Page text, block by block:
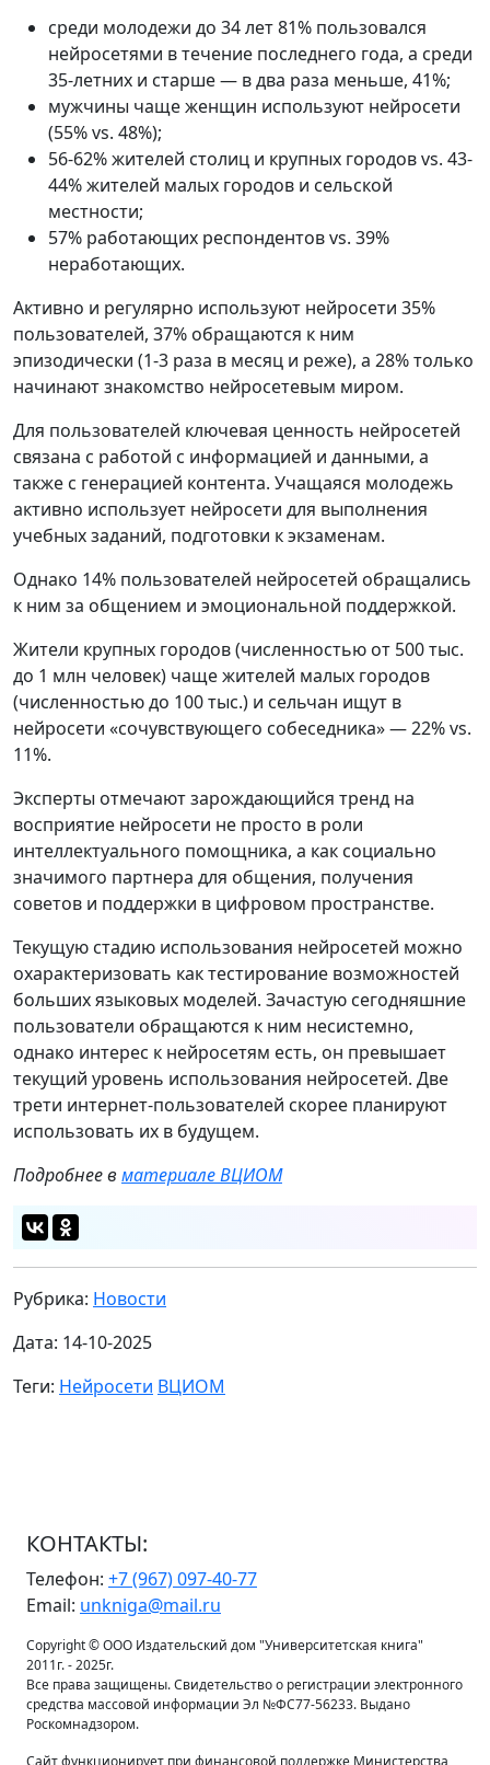
среди молодежи до 34 лет 81% пользовался
нейросетями в течение последнего года, а среди
35-летних и старше — в два раза меньше, 41%;
мужчины чаще женщин используют нейросети
(55% vs. 48%);
56-62% жителей столиц и крупных городов vs. 43-
44% жителей малых городов и сельской
местности;
57% работающих респондентов vs. 39%
неработающих.
Активно и регулярно используют нейросети 35%
пользователей, 37% обращаются к ним
эпизодически (1-3 раза в месяц и реже), а 28% только
начинают знакомство нейросетевым миром.
Для пользователей ключевая ценность нейросетей
связана с работой с информацией и данными, а
также с генерацией контента. Учащаяся молодежь
активно использует нейросети для выполнения
учебных заданий, подготовки к экзаменам.
Однако 14% пользователей нейросетей обращались
к ним за общением и эмоциональной поддержкой.
Жители крупных городов (численностью от 500 тыс.
до 1 млн человек) чаще жителей малых городов
(численностью до 100 тыс.) и сельчан ищут в
нейросети «сочувствующего собеседника» — 22% vs.
11%.
Эксперты отмечают зарождающийся тренд на
восприятие нейросети не просто в роли
интеллектуального помощника, а как социально
значимого партнера для общения, получения
советов и поддержки в цифровом пространстве.
Текущую стадию использования нейросетей можно
охарактеризовать как тестирование возможностей
больших языковых моделей. Зачастую сегодняшние
пользователи обращаются к ним несистемно,
однако интерес к нейросетям есть, он превышает
текущий уровень использования нейросетей. Две
трети интернет-пользователей скорее планируют
использовать их в будущем.
Подробнее вматериале ВЦИОМ
Рубрика: Новости
Дата: 14-10-2025
Теги: Нейросети ВЦИОМ
КОНТАКТЫ:
Телефон: +7 (967) 097-40-77
Email: unkniga@mail.ru
Copyright © ООО Издательский дом "Университетская книга"
2011г. - 2025г.
Все права защищены. Свидетельство о регистрации электронного
средства массовой информации Эл №ФС77-56233. Выдано
Роскомнадзором.
Сайт функционирует при финансовой поддержке Министерства